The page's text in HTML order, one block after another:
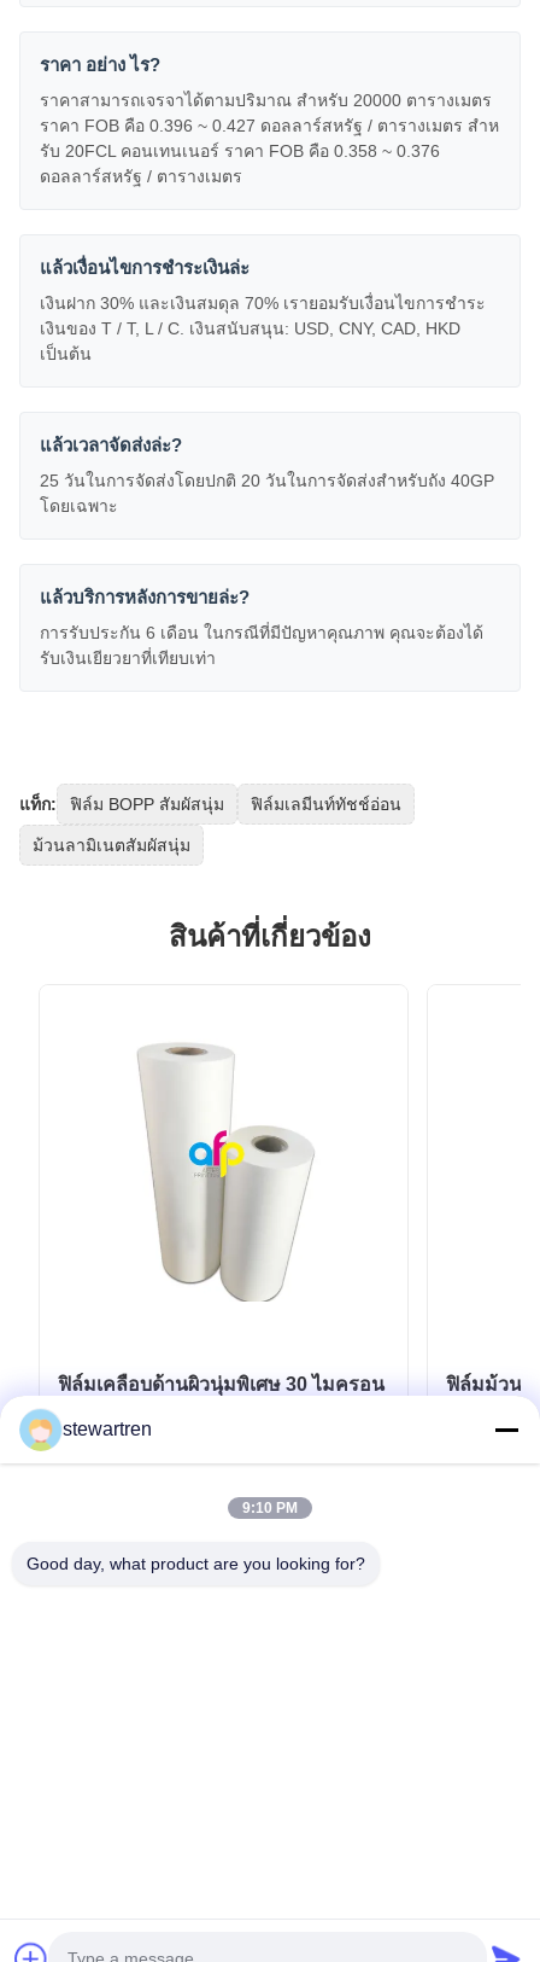
ราคา อย่าง ไร?
ราคาสามารถเจรจาได้ตามปริมาณ สําหรับ 20000 ตารางเมตร
ราคา FOB คือ 0.396 ~ 0.427 ดอลลาร์สหรัฐ / ตารางเมตร สําห
รับ 20FCL คอนเทนเนอร์ ราคา FOB คือ 0.358 ~ 0.376
ดอลลาร์สหรัฐ / ตารางเมตร
แล้วเงื่อนไขการชําระเงินล่ะ
เงินฝาก 30% และเงินสมดุล 70% เรายอมรับเงื่อนไขการชําระ
เงินของ T / T, L / C. เงินสนับสนุน: USD, CNY, CAD, HKD
เป็นต้น
แล้วเวลาจัดส่งล่ะ?
25 วันในการจัดส่งโดยปกติ 20 วันในการจัดส่งสําหรับถัง 40GP
โดยเฉพาะ
แล้วบริการหลังการขายล่ะ?
การรับประกัน 6 เดือน ในกรณีที่มีปัญหาคุณภาพ คุณจะต้องได้
รับเงินเยียวยาที่เทียบเท่า
แท็ก: ฟิล์ม BOPP สัมผัสนุ่ม ฟิล์มเลมีนท์ทัชช์อ่อน
ม้วนลามิเนตสัมผัสนุ่ม
สินค้าที่เกี่ยวข้อง
ฟิล์มเคลือบด้านผิวนุ่มพิเศษ 30 ไมครอน
ฟิล์มม้วนเ
17ไมครอ
stewartren
9:10 PM
Good day, what product are you looking for?